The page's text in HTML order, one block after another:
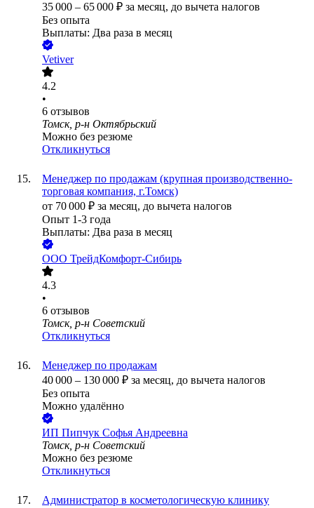
35 000 – 65 000 ₽ за месяц, до вычета налогов
Без опыта
Выплаты: Два раза в месяц
Vetiver
4.2
•
6 отзывов
Томск, р-н Октябрьский
Можно без резюме
Откликнуться
Менеджер по продажам (крупная производственно-
торговая компания, г.Томск)
от 70 000 ₽ за месяц, до вычета налогов
Опыт 1-3 года
Выплаты: Два раза в месяц
ООО ТрейдКомфорт-Сибирь
4.3
•
6 отзывов
Томск, р-н Советский
Откликнуться
Менеджер по продажам
40 000 – 130 000 ₽ за месяц, до вычета налогов
Без опыта
Можно удалённо
ИП Пипчук Софья Андреевна
Томск, р-н Советский
Можно без резюме
Откликнуться
Администратор в косметологическую клинику